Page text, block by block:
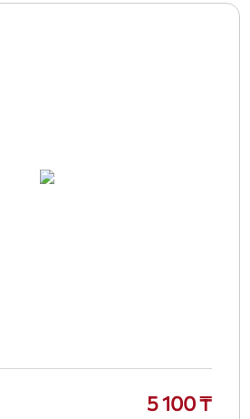
5 100 ₸